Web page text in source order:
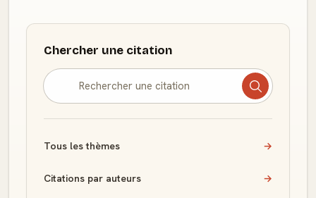
Chercher une citation
Tous les thèmes →
Citations par auteurs →